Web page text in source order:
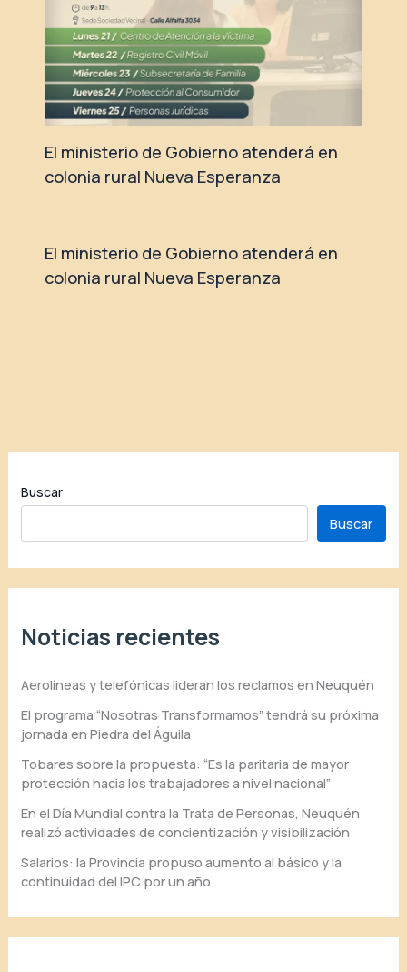
El ministerio de Gobierno atenderá en
colonia rural Nueva Esperanza
El ministerio de Gobierno atenderá en
colonia rural Nueva Esperanza
Buscar
Buscar
Noticias recientes
Aerolíneas y telefónicas lideran los reclamos en Neuquén
El programa “Nosotras Transformamos” tendrá su próxima
jornada en Piedra del Águila
Tobares sobre la propuesta: “Es la paritaria de mayor
protección hacia los trabajadores a nivel nacional”
En el Día Mundial contra la Trata de Personas, Neuquén
realizó actividades de concientización y visibilización
Salarios: la Provincia propuso aumento al básico y la
continuidad del IPC por un año